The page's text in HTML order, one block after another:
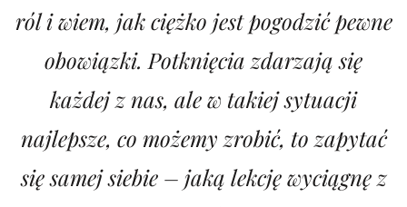
ról i wiem, jak ciężko jest pogodzić pewne
obowiązki. Potknięcia zdarzają się
każdej z nas, ale w takiej sytuacji
najlepsze, co możemy zrobić, to zapytać
się samej siebie – jaką lekcję wyciągnę z